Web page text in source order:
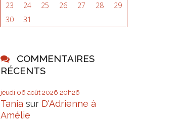
23
24 25 26 27 28
29
30
31
COMMENTAIRES
RÉCENTS
jeudi 06 août 2026 20h26
Tania sur D'Adrienne à
Amélie